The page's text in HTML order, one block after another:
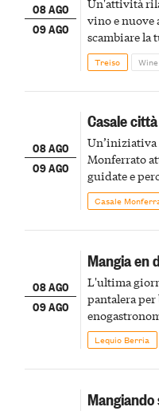
08 AGO
09 AGO
Un'attività
vino e nuove
scambiare la
Treiso
08 AGO
09 AGO
Casale
Un’iniziativa
Monferrato
guidate e
Casale
08 AGO
09 AGO
Mangia en
L'ultima
pantalera
pirotecnico
Lequio Berria